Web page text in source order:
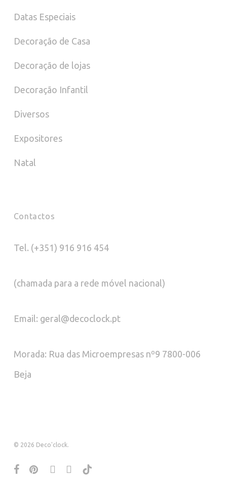
Datas Especiais
Decoração de Casa
Decoração de lojas
Decoração Infantil
Diversos
Expositores
Natal
Contactos
Tel. (+351) 916 916 454
(chamada para a rede móvel nacional)
Email: geral@decoclock.pt
Morada: Rua das Microempresas nº9 7800-006
Beja
© 2026 Deco'clock.
facebookpinterestinstagramwhatsapp
tiktok